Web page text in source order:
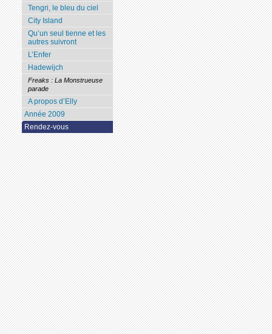
Tengri, le bleu du ciel
City Island
Qu’un seul tienne et les
autres suivront
L’Enfer
Hadewijch
Freaks : La Monstrueuse
parade
A propos d’Elly
Année 2009
Rendez-vous